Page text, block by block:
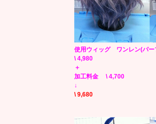
使用ウィッグ ワンレン(パー
\ 4,980
＋
加工料金 \
↓
\ 9,680